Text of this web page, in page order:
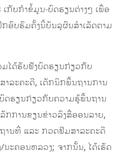
ກັບກຳຂໍ້ມູນ-ບົດຮຽນຕ່າງໆ ເພື່ອ
ກອົບຮົມຄັ້ງນີ້ບັນລຸຜົນສຳເລັດຕາມ
ມໄດ້ຮັບຟັງບົດຮຽນກ່ຽວກັບ
າລະຄະດີ, ເຕັກນິກພື້ນຖານການ
ດຮຽນກ່ຽວກັບຄວາມຮູ້ພື້ນຖານ
ກການຂຽນຂ່າວລົງສື່ອອນລາຍ,
ານທີ່ ແລະ ກວດຟີມສາລະຄະດີ
ນະຄອນຫລວງ; ຈາກນັ້ນ, ໄດ້ເຮັດ